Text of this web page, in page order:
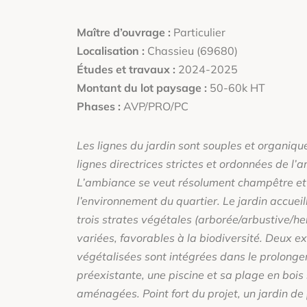
Maître d’ouvrage : Particulier
Localisation : Chassieu (69680)
Études et travaux : 2024-2025
Montant du lot paysage : 50-60k HT
Phases : AVP/PRO/PC
Les lignes du jardin sont souples et
lignes directrices strictes et ordonnées de
L’ambiance se veut résolument champêtre
l’environnement du quartier. Le jardin
trois strates végétales (arborée/arbustive/
variées, favorables à la biodiversité. Deux
végétalisées sont intégrées dans le
préexistante, une piscine et sa plage en
aménagées. Point fort du projet, un jardin